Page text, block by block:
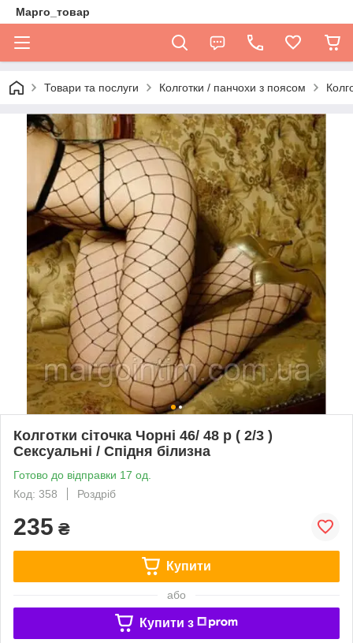
Марго_товар
Товари та послуги Колготки / панчохи з поясом
Колготки сіточка Чорні 46/ 48 р ( 2/3 )
Сексуальні / Спідня білизна
Готово до відправки 17 од.
Код: 358
Роздріб
235 ₴
Купити
або
Купити з